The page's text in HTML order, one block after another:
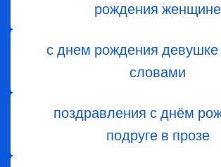
рождения женщине
с днем рождения
словами
поздравления с днём
подруге в прозе